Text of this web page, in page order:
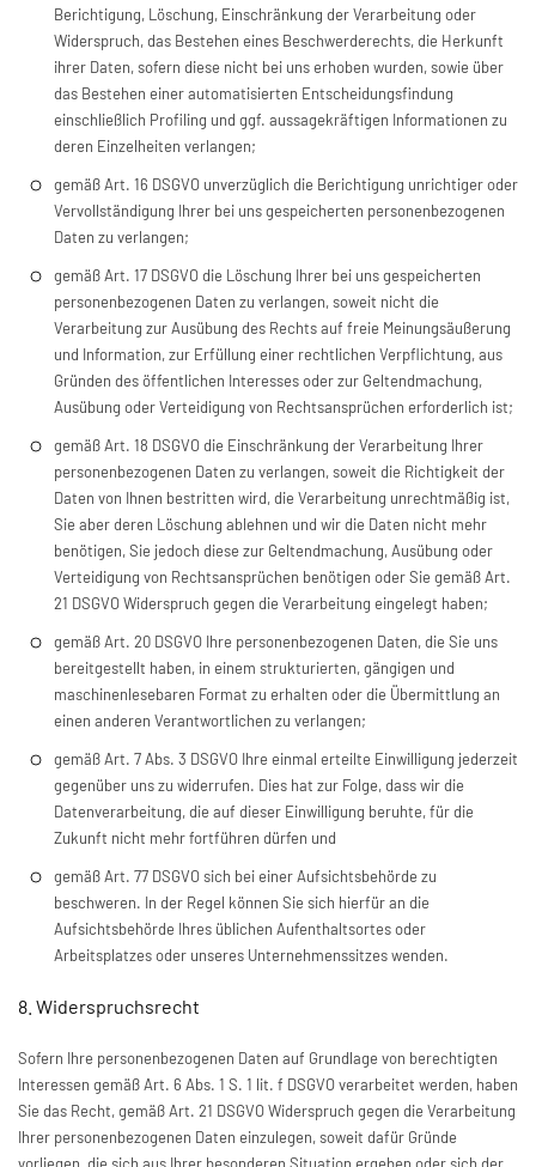
Berichtigung, Löschung, Einschränkung der Verarbeitung oder
Widerspruch, das Bestehen eines Beschwerderechts, die Herkunft
ihrer Daten, sofern diese nicht bei uns erhoben wurden, sowie über
das Bestehen einer automatisierten Entscheidungsfindung
einschließlich Profiling und ggf. aussagekräftigen Informationen zu
deren Einzelheiten verlangen;
gemäß Art. 16 DSGVO unverzüglich die Berichtigung unrichtiger oder
Vervollständigung Ihrer bei uns gespeicherten personenbezogenen
Daten zu verlangen;
gemäß Art. 17 DSGVO die Löschung Ihrer bei uns gespeicherten
personenbezogenen Daten zu verlangen, soweit nicht die
Verarbeitung zur Ausübung des Rechts auf freie Meinungsäußerung
und Information, zur Erfüllung einer rechtlichen Verpflichtung, aus
Gründen des öffentlichen Interesses oder zur Geltendmachung,
Ausübung oder Verteidigung von Rechtsansprüchen erforderlich ist;
gemäß Art. 18 DSGVO die Einschränkung der Verarbeitung Ihrer
personenbezogenen Daten zu verlangen, soweit die Richtigkeit der
Daten von Ihnen bestritten wird, die Verarbeitung unrechtmäßig ist,
Sie aber deren Löschung ablehnen und wir die Daten nicht mehr
benötigen, Sie jedoch diese zur Geltendmachung, Ausübung oder
Verteidigung von Rechtsansprüchen benötigen oder Sie gemäß Art.
21 DSGVO Widerspruch gegen die Verarbeitung eingelegt haben;
gemäß Art. 20 DSGVO Ihre personenbezogenen Daten, die Sie uns
bereitgestellt haben, in einem strukturierten, gängigen und
maschinenlesebaren Format zu erhalten oder die Übermittlung an
einen anderen Verantwortlichen zu verlangen;
gemäß Art. 7 Abs. 3 DSGVO Ihre einmal erteilte Einwilligung jederzeit
gegenüber uns zu widerrufen. Dies hat zur Folge, dass wir die
Datenverarbeitung, die auf dieser Einwilligung beruhte, für die
Zukunft nicht mehr fortführen dürfen und
gemäß Art. 77 DSGVO sich bei einer Aufsichtsbehörde zu
beschweren. In der Regel können Sie sich hierfür an die
Aufsichtsbehörde Ihres üblichen Aufenthaltsortes oder
Arbeitsplatzes oder unseres Unternehmenssitzes wenden.
8. Widerspruchsrecht
Sofern Ihre personenbezogenen Daten auf Grundlage von berechtigten
Interessen gemäß Art. 6 Abs. 1 S. 1 lit. f DSGVO verarbeitet werden, haben
Sie das Recht, gemäß Art. 21 DSGVO Widerspruch gegen die Verarbeitung
Ihrer personenbezogenen Daten einzulegen, soweit dafür Gründe